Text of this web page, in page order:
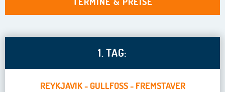
1. TAG:
REYKJAVIK - GULLFOSS - FREMSTAVER